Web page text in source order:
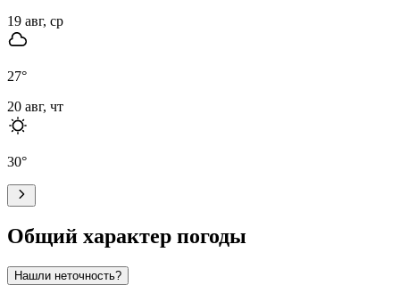
19 авг, ср
27°
20 авг, чт
30°
Общий характер погоды
Нашли неточность?